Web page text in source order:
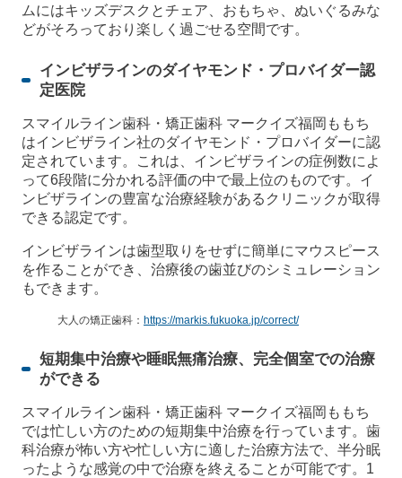
ムにはキッズデスクとチェア、おもちゃ、ぬいぐるみな
どがそろっており楽しく過ごせる空間です。
インビザラインのダイヤモンド・プロバイダー認
定医院
スマイルライン歯科・矯正歯科 マークイズ福岡ももち
はインビザライン社のダイヤモンド・プロバイダーに認
定されています。これは、インビザラインの症例数によ
って6段階に分かれる評価の中で最上位のものです。イ
ンビザラインの豊富な治療経験があるクリニックが取得
できる認定です。
インビザラインは歯型取りをせずに簡単にマウスピース
を作ることができ、治療後の歯並びのシミュレーション
もできます。
大人の矯正歯科： https://markis.fukuoka.jp/correct/
短期集中治療や睡眠無痛治療、完全個室での治療
ができる
スマイルライン歯科・矯正歯科 マークイズ福岡ももち
では忙しい方のための短期集中治療を行っています。歯
科治療が怖い方や忙しい方に適した治療方法で、半分眠
ったような感覚の中で治療を終えることが可能です。1